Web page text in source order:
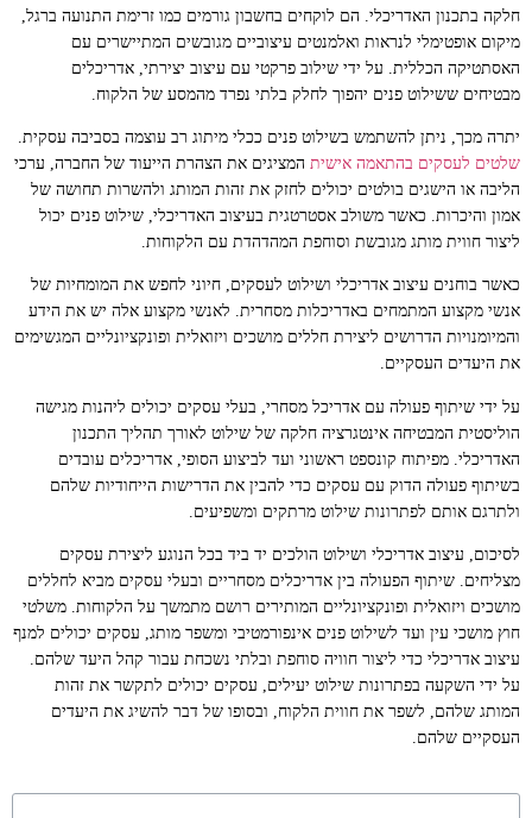
חלקה בתכנון האדריכלי. הם לוקחים בחשבון גורמים כמו זרימת התנועה ברגל,
מיקום אופטימלי לנראות ואלמנטים עיצוביים מגובשים המתיישרים עם
האסתטיקה הכללית. על ידי שילוב פרקטי עם עיצוב יצירתי, אדריכלים
מבטיחים ששילוט פנים יהפוך לחלק בלתי נפרד מהמסע של הלקוח.
יתרה מכך, ניתן להשתמש בשילוט פנים ככלי מיתוג רב עוצמה בסביבה עסקית.
שלטים לעסקים בהתאמה אישית המציגים את הצהרת הייעוד של החברה, ערכי
הליבה או הישגים בולטים יכולים לחזק את זהות המותג ולהשרות תחושה של
אמון והיכרות. כאשר משולב אסטרטגית בעיצוב האדריכלי, שילוט פנים יכול
ליצור חווית מותג מגובשת וסוחפת המהדהדת עם הלקוחות.
כאשר בוחנים עיצוב אדריכלי ושילוט לעסקים, חיוני לחפש את המומחיות של
אנשי מקצוע המתמחים באדריכלות מסחרית. לאנשי מקצוע אלה יש את הידע
והמיומנויות הדרושים ליצירת חללים מושכים ויזואלית ופונקציונליים המגשימים
את היעדים העסקיים.
על ידי שיתוף פעולה עם אדריכל מסחרי, בעלי עסקים יכולים ליהנות מגישה
הוליסטית המבטיחה אינטגרציה חלקה של שילוט לאורך תהליך התכנון
האדריכלי. מפיתוח קונספט ראשוני ועד לביצוע הסופי, אדריכלים עובדים
בשיתוף פעולה הדוק עם עסקים כדי להבין את הדרישות הייחודיות שלהם
ולתרגם אותם לפתרונות שילוט מרתקים ומשפיעים.
לסיכום, עיצוב אדריכלי ושילוט הולכים יד ביד בכל הנוגע ליצירת עסקים
מצליחים. שיתוף הפעולה בין אדריכלים מסחריים ובעלי עסקים מביא לחללים
מושכים ויזואלית ופונקציונליים המותירים רושם מתמשך על הלקוחות. משלטי
חוץ מושכי עין ועד לשילוט פנים אינפורמטיבי ומשפר מותג, עסקים יכולים למנף
עיצוב אדריכלי כדי ליצור חוויה סוחפת ובלתי נשכחת עבור קהל היעד שלהם.
על ידי השקעה בפתרונות שילוט יעילים, עסקים יכולים לתקשר את זהות
המותג שלהם, לשפר את חווית הלקוח, ובסופו של דבר להשיג את היעדים
העסקיים שלהם.